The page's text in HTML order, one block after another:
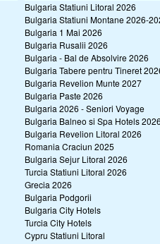
Bulgaria Statiuni Litoral 2026
Bulgaria Statiuni Montane 2026-
Bulgaria 1 Mai 2026
Bulgaria Rusalii 2026
Bulgaria - Bal de Absolvire 2026
Bulgaria Tabere pentru Tineret
Bulgaria Revelion Munte 2027
Bulgaria Paste 2026
Bulgaria 2026 - Seniori Voyage
Bulgaria Balneo si Spa Hotels
Bulgaria Revelion Litoral 2026
Romania Craciun 2025
Bulgaria Sejur Litoral 2026
Turcia Statiuni Litoral 2026
Grecia 2026
Bulgaria Podgorii
Bulgaria City Hotels
Turcia City Hotels
Cypru Statiuni Litoral